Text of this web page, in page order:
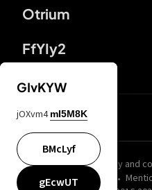
Otrium
FfYIy2
wZQPfd Privacy and
nLC6tu
GIvKYW
jOXvm4 mI5M8K
BMcLyf
gEcwUT